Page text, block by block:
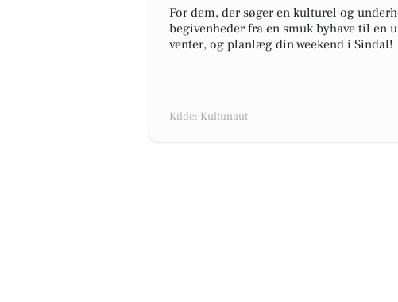
For dem, der søger en kulturel og
begivenheder fra en smuk byhave til en
venter, og planlæg din weekend i Sindal!
Kilde: Kultunaut